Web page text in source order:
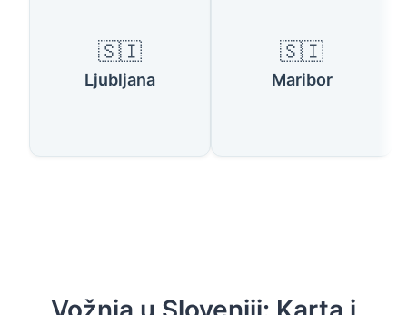
🇸🇮
Ljubljana
🇸🇮
Maribor